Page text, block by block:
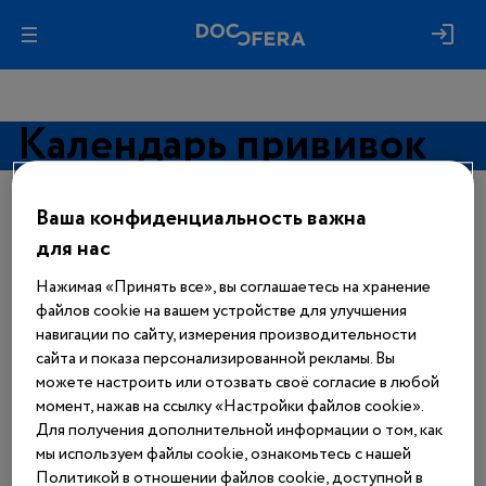
Календарь прививок
Авторизуйтесь, чтобы получитьдоступ
ко всем материалам сайта
Войти
Еще нет аккаунта?
Зарегистрироваться
Ваша конфиденциальность важна
для нас
Нажимая «Принять все», вы соглашаетесь на хранение
файлов cookie на вашем устройстве для улучшения
навигации по сайту, измерения производительности
сайта и показа персонализированной рекламы. Вы
можете настроить или отозвать своё согласие в любой
момент, нажав на ссылку «Настройки файлов cookie».
Для получения дополнительной информации о том, как
мы используем файлы cookie, ознакомьтесь с нашей
Политикой в отношении файлов cookie, доступной в